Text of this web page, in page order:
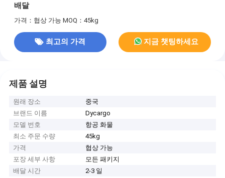
배달
가격：협상 가능 MOQ：45kg
최고의 가격 지금 챗팅하세요
제품 설명
원래 장소
중국
브랜드 이름
Dycargo
모델 번호
항공 화물
최소 주문 수량
45kg
가격
협상 가능
포장 세부 사항
모든 패키지
배달 시간
2-3 일